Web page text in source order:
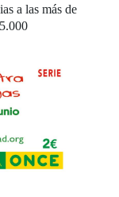
a las más de